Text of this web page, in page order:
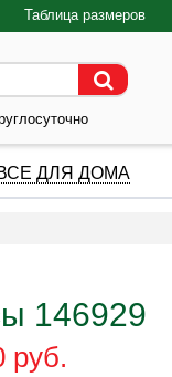
Таблица размеров
ДЛЯ ДОМА
146929
руб.